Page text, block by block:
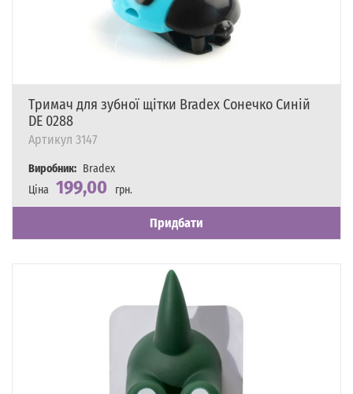
Тримач для зубної щітки Bradex Сонечко Синій
DE 0288
Артикул 3147
Виробник: Bradex
Ціна 199,00
грн.
Наявність
Є в наявності
Придбати